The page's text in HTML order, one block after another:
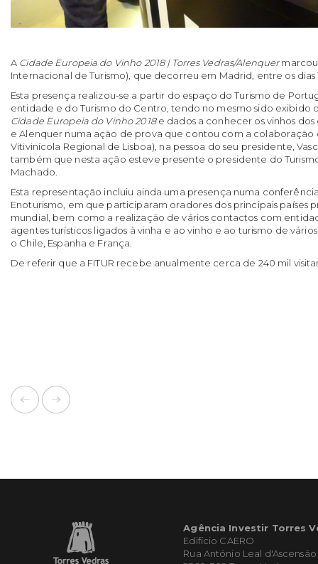
A Cidade Europeia do Vinho 2018 | Torres Vedras/Alenquermarcou
Internacional de Turismo), que decorreu em Madrid, entre os dias
Esta presença realizou-se a partir do espaço do Turismo de
entidade e do Turismo do Centro, tendo no mesmo sido exibido
Cidade Europeia do Vinho 2018e dados a conhecer os vinhos dos
e Alenquer numa ação de prova que contou com a colaboração
Vitivinícola Regional de Lisboa), na pessoa do seu presidente,
também que nesta ação esteve presente o presidente do
Machado.
Esta representação incluiu ainda uma presença numa
Enoturismo, em que participaram oradores dos principais países
mundial, bem como a realização de vários contactos com
agentes turísticos ligados à vinha e ao vinho e ao turismo de
o Chile, Espanha e França.
De referir que a FITUR recebe anualmente cerca de 240 mil
Agência Investir Torres
Edifício CAERO
Rua António Leal d'Ascensão